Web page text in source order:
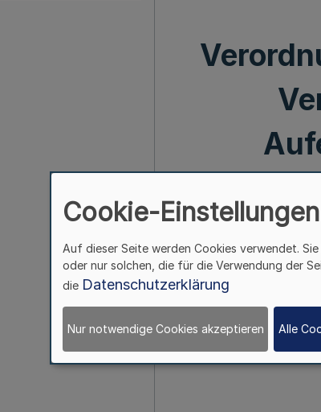
Aufgrund des § 58
Bekanntmachung
Cookie-Einstellungen
Auf dieser Seite werden Cookies verwendet.
oder nur solchen, die für die Verwendung der
die Datenschutzerklärung
Nur notwendige Cookies akzeptieren Alle